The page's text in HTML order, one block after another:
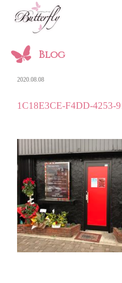
Blog
2020.08.08
1C18E3CE-F4DD-4253-